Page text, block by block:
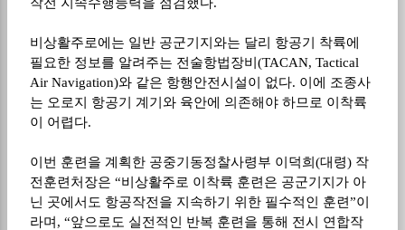
비상활주로에는 일반 공군기지와는 달리 항공기 착륙에
필요한 정보를 알려주는 전술항법장비(TACAN, Tactical
Air Navigation)와 같은 항행안전시설이 없다. 이에 조종사
는 오로지 항공기 계기와 육안에 의존해야 하므로 이착륙
이 어렵다.
이번 훈련을 계획한 공중기동정찰사령부 이덕희(대령) 작
전훈련처장은 “비상활주로 이착륙 훈련은 공군기지가 아
닌 곳에서도 항공작전을 지속하기 위한 필수적인 훈련”이
라며, “앞으로도 실전적인 반복 훈련을 통해 전시 연합작